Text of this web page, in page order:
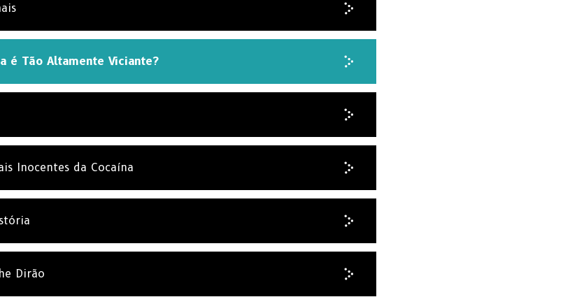
é Tão Altamente Viciante?
Inocentes da Cocaína
Dirão